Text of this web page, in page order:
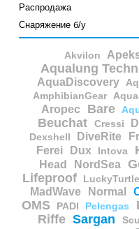
Распродажа
Снаряжение б/у
Akvilon
Aqualung
AquaDiscovery
AmphibianGear
Aropec Bare
Beuchat Cressi
Dexshell DiveRite
Ferei
Dux Intova
Head NordSea
Lifeproof
LuckyTurtle
MadWave Normal
OMS PADI Pelengas
Riffe Sargan